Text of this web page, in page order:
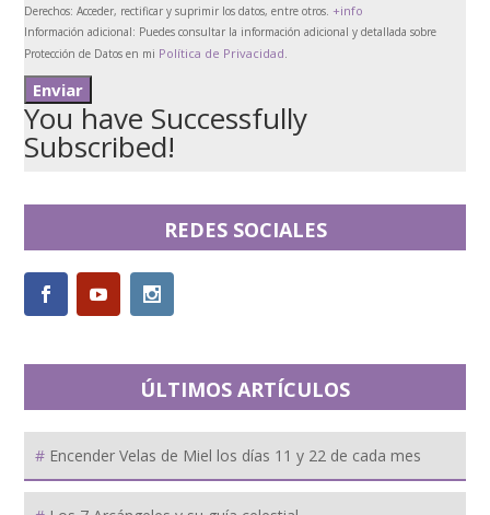
Derechos: Acceder, rectificar y suprimir los datos, entre otros. +info
Información adicional: Puedes consultar la información adicional y detallada sobre
Protección de Datos en mi Política de Privacidad.
You have Successfully
Subscribed!
REDES SOCIALES
ÚLTIMOS ARTÍCULOS
Encender Velas de Miel los días 11 y 22 de cada mes